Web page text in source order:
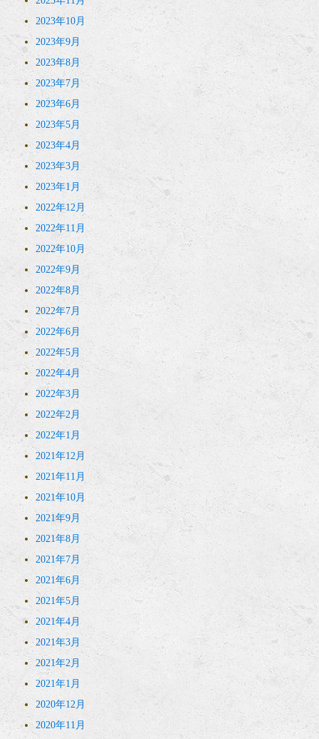
2023年10月
2023年9月
2023年8月
2023年7月
2023年6月
2023年5月
2023年4月
2023年3月
2023年1月
2022年12月
2022年11月
2022年10月
2022年9月
2022年8月
2022年7月
2022年6月
2022年5月
2022年4月
2022年3月
2022年2月
2022年1月
2021年12月
2021年11月
2021年10月
2021年9月
2021年8月
2021年7月
2021年6月
2021年5月
2021年4月
2021年3月
2021年2月
2021年1月
2020年12月
2020年11月